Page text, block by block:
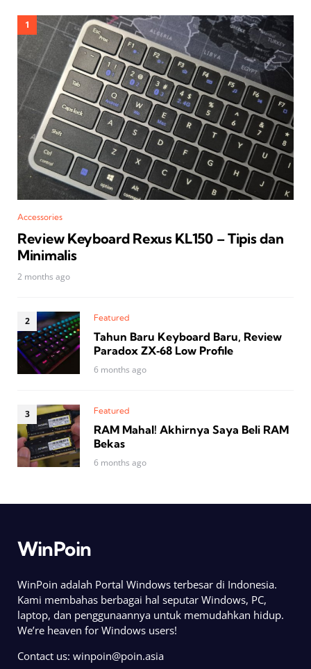
Accessories
Review Keyboard Rexus KL150 – Tipis dan
Minimalis
2 months ago
Featured
Tahun Baru Keyboard Baru, Review
Paradox ZX‑68 Low Profile
6 months ago
Featured
RAM Mahal! Akhirnya Saya Beli RAM
Bekas
6 months ago
WinPoin
WinPoin adalah Portal Windows terbesar di Indonesia.
Kami membahas berbagai hal seputar Windows, PC,
laptop, dan penggunaannya untuk memudahkan hidup.
We’re heaven for Windows users!
Contact us: winpoin@poin.asia